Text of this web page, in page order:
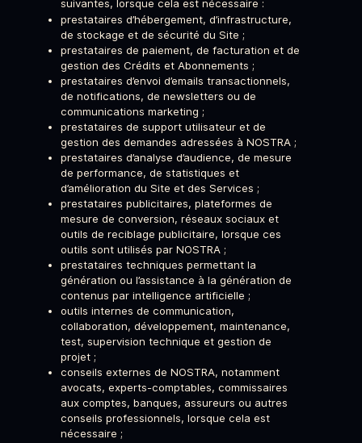
suivantes, lorsque cela est nécessaire :
prestataires d’hébergement, d’infrastructure,
de stockage et de sécurité du Site ;
prestataires de paiement, de facturation et de
gestion des Crédits et Abonnements ;
prestataires d’envoi d’emails transactionnels,
de notifications, de newsletters ou de
communications marketing ;
prestataires de support utilisateur et de
gestion des demandes adressées à NOSTRA ;
prestataires d’analyse d’audience, de mesure
de performance, de statistiques et
d’amélioration du Site et des Services ;
prestataires publicitaires, plateformes de
mesure de conversion, réseaux sociaux et
outils de reciblage publicitaire, lorsque ces
outils sont utilisés par NOSTRA ;
prestataires techniques permettant la
génération ou l’assistance à la génération de
contenus par intelligence artificielle ;
outils internes de communication,
collaboration, développement, maintenance,
test, supervision technique et gestion de
projet ;
conseils externes de NOSTRA, notamment
avocats, experts-comptables, commissaires
aux comptes, banques, assureurs ou autres
conseils professionnels, lorsque cela est
nécessaire ;